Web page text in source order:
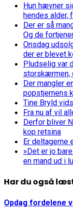
Hun hævner
hendes alder,
Der er så
Og de
Onsdag
der er blevet
Pludselig var
storskærmen,
Der mangler
popstjernens
Tine Bryld
Fra nu af vil
Derfor bliver
kop retsina
Er deltagerne
»Det er jo
en mand ud i
Har du også
Opdag fordelene